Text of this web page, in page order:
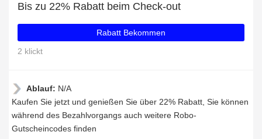
Bis zu 22% Rabatt beim Check-out
Rabatt Bekommen
2 klickt
Ablauf: N/A
Kaufen Sie jetzt und genießen Sie über 22% Rabatt, Sie können
während des Bezahlvorgangs auch weitere Robo-
Gutscheincodes finden